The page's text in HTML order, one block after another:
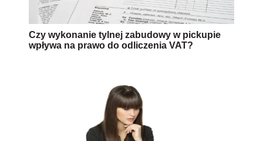
Czy wykonanie tylnej zabudowy w pickupie
wpływa na prawo do odliczenia VAT?